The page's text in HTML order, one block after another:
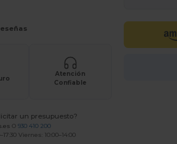
Atención
Confiable
un presupuesto?
O 930 410 200
Viernes: 10:00–14:00